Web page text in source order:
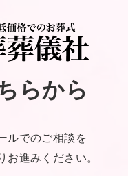
らから
ルでのご相談を
お進みください。